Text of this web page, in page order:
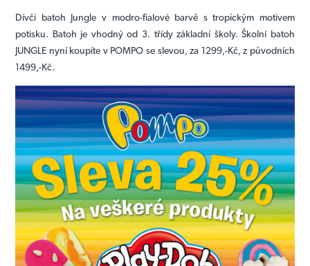
Dívčí batoh Jungle v modro-fialové barvě s tropickým motivem
potisku. Batoh je vhodný od 3. třídy základní školy. Školní batoh
JUNGLE nyní koupíte v POMPO se slevou, za 1299,-Kč, z původních
1499,-Kč.